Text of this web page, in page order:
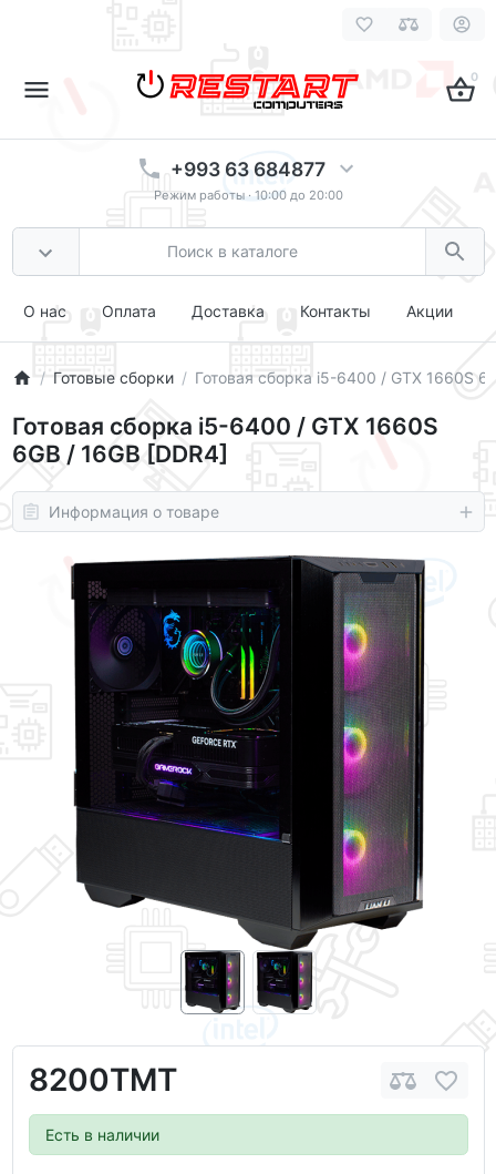
0
+993 63 684877
Режим работы · 10:00 до 20:00
О нас Оплата Доставка Контакты Акции
Готовые сборки Готовая сборка i5-6400 / GTX 1660S
Готовая сборка i5-6400 / GTX 1660S
6GB / 16GB [DDR4]
Информация о товаре
8200ТМТ
Есть в наличии